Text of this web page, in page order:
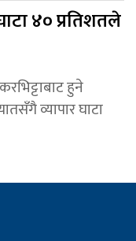
४० प्रतिशतले
हुने
व्यापार घाटा